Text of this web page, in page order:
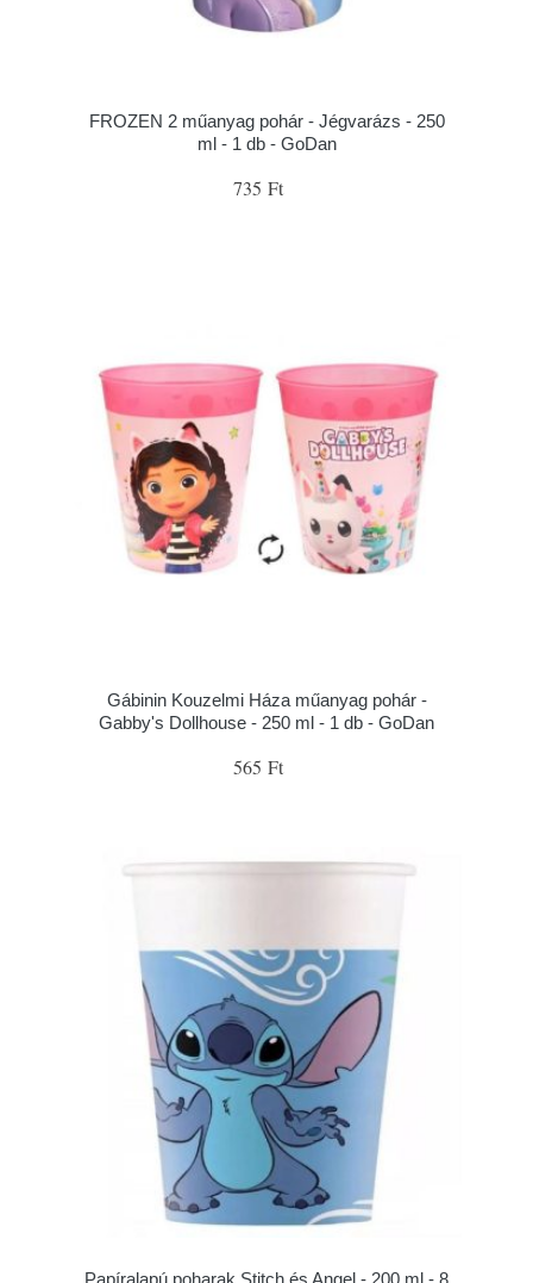
FROZEN 2 műanyag pohár - Jégvarázs - 250
ml - 1 db - GoDan
735 Ft
Gábinin Kouzelmi Háza műanyag pohár -
Gabby's Dollhouse - 250 ml - 1 db - GoDan
565 Ft
Papíralapú poharak Stitch és Angel - 200 ml - 8